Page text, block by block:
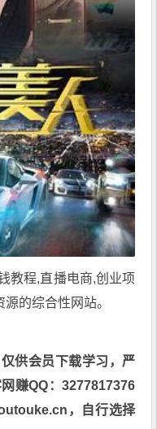
教程,直播电商,创业项
源的综合性网站。
供会员下载学习，严
赚QQ：3277817376
，自行选择